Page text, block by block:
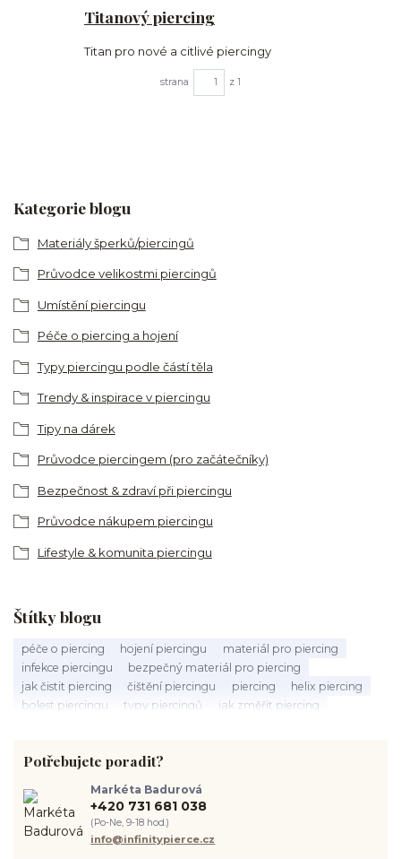
Kategorie blogu
Materiály šperků/piercingů
Průvodce velikostmi piercingů
Umístění piercingu
Péče o piercing a hojení
Typy piercingu podle částí těla
Trendy & inspirace v piercingu
Tipy na dárek
Průvodce piercingem (pro začátečníky)
Bezpečnost & zdraví při piercingu
Průvodce nákupem piercingu
Lifestyle & komunita piercingu
Štítky blogu
péče o piercing hojení piercingu
materiál pro piercing
infekce piercingu
bezpečný materiál pro piercing
jak čistit piercing
čištění piercingu piercing
helix piercing
bolest piercingu
typy piercingů
jak změřit piercing
hygiena piercingu
tipy pro piercing
piercing ucha
chirurgická ocel 316L
spravná velikost piercingu
jak pečovat o piercing
medusa piercing
Potřebujete poradit?
Markéta Badurová
+420 731 681 038
(Po-Ne, 9-18 hod.)
info@infinitypierce.cz
Titanový piercing
Titan pro nové a citlivé piercingy
strana z 1